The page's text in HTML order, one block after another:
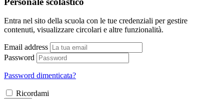
Entra nel sito della scuola con le tue credenziali per gestire
contenuti, visualizzare circolari e altre funzionalità.
Email address
Password
Password dimenticata?
Ricordami